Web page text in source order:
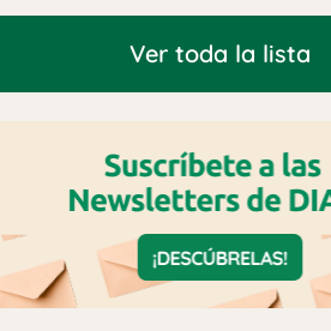
Ver toda la lista